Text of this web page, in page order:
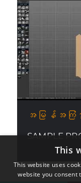
အမြန်အကြံဥာ
SAMPLE
This
This website uses
website you consent